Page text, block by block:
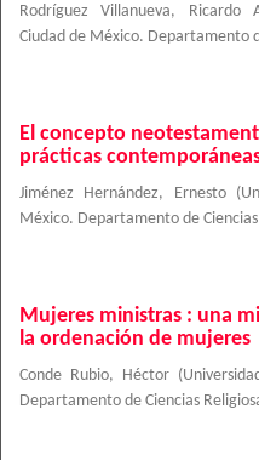
Rodríguez Villanueva, Ricardo
Ciudad de México. Departamento
El concepto
prácticas
Jiménez Hernández, Ernesto (
México. Departamento de Ciencias
Mujeres ministras : una
la ordenación de mujeres
Conde Rubio, Héctor (
Departamento de Ciencias